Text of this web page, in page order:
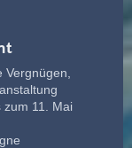
zum 11. Mai